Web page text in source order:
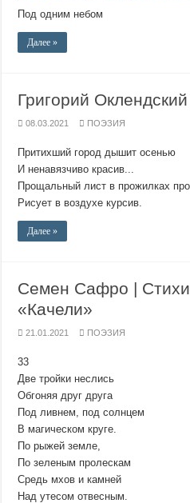
Под одним небом
Далее »
Григорий
08.03.2021 ПОЭЗИЯ
Притихший город дышит осенью
И ненавязчиво красив...
Прощальный лист в прожилках
Рисует в воздухе курсив.
Далее »
Семен Сафро | Стихи
«Качели»
21.01.2021 ПОЭЗИЯ
33
Две тройки неслись
Обгоняя друг друга
Под ливнем, под солнцем
В магическом круге.
По рыжей земле,
По зеленым пролескам
Средь мхов и камней
Над утесом отвесным.